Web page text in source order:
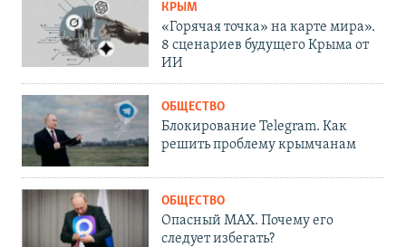
КРЫМ
«Горячая точка» на карте мира».
8 сценариев будущего Крыма от
ИИ
ОБЩЕСТВО
Блокирование Telegram. Как
решить проблему крымчанам
ОБЩЕСТВО
Опасный MAX. Почему его
следует избегать?